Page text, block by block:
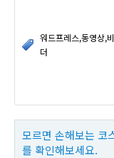
워드프레스,동영상,
더
모르면 손해보는 코
를 확인해보세요.